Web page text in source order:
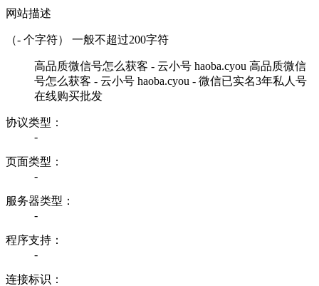
网站描述
（- 个字符） 一般不超过200字符
高品质微信号怎么获客 - 云小号 haoba.cyou ️高品质微信
号怎么获客 - 云小号 haoba.cyou - 微信已实名3年私人号
在线购买批发
协议类型：
-
页面类型：
-
服务器类型：
-
程序支持：
-
连接标识：